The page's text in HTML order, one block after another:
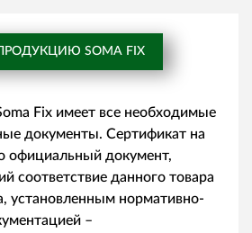
SOMA FIX
Fix имеет все необходимые
документы. Сертификат на
официальный документ,
соответствие данного товара
установленным нормативно-
–